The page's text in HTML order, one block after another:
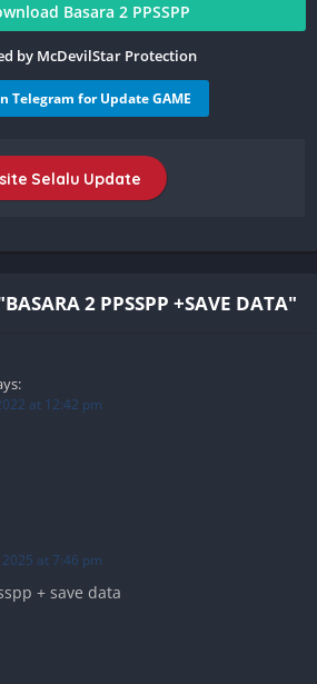
Basara 2 PPSSPP
by McDevilStar Protection
Telegram for Update GAME
Selalu Update
2 PPSSPP +SAVE DATA"
at 12:42 pm
at 7:46 pm
+ save data